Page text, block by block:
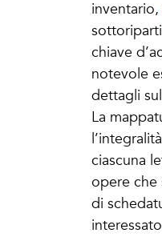
inventario,
chiave
notevole
dettagli
La
ciascuna
opere che
di